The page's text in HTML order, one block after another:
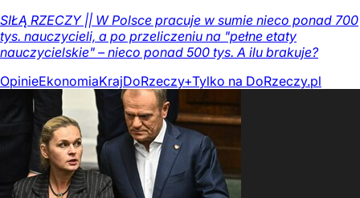
SIŁĄ RZECZY || W Polsce pracuje w sumie nieco ponad 700
tys. nauczycieli, a po przeliczeniu na "pełne etaty
nauczycielskie" – nieco ponad 500 tys. A ilu brakuje?
OpinieEkonomiaKrajDoRzeczy+Tylko na DoRzeczy.pl